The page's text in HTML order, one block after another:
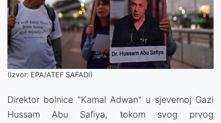
(Izvor: EPA/ATEF SAFADI)
Direktor bolnice "Kamal Adwan" u sjevernoj Gazi
Hussam Abu Safiya, tokom svog prvog